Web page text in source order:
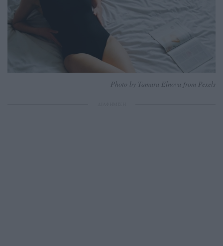
Photo by Tamara Elnova from Pexels